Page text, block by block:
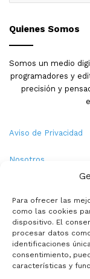
Para ofrecer las
como las cookies
dispositivo. El
procesar datos
identificaciones
consentimiento,
características y
Quienes Somos
Somos un medio
programadores y
precisión y
Aviso de Privacidad
Nosotros
Política de Cookies
Contacto